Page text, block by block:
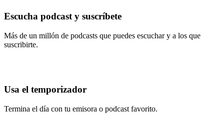
Escucha podcast y suscríbete
Más de un millón de podcasts que puedes escuchar y a los que
suscribirte.
Usa el temporizador
Termina el día con tu emisora o podcast favorito.